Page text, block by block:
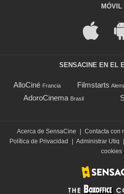
MÓVIL
SENSACINE EN EL
AlloCiné Francia Filmstarts
AdoroCinema Brasil
Acerca de SensaCine Contacta con
Política de Privacidad
Administrar Utiq
cookies